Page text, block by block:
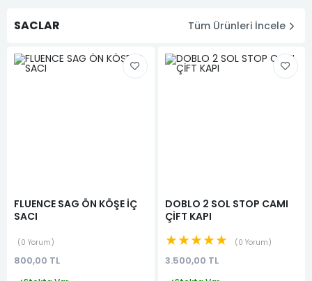
SACLAR Tüm Ürünleri İncele
FLUENCE SAG ÖN KÖŞE İÇ
SACI
0 Yorum
800,00 TL
DOBLO 2 SOL STOP CAMI
ÇİFT KAPI
★★★★★ 0 Yorum
3.500,00 TL